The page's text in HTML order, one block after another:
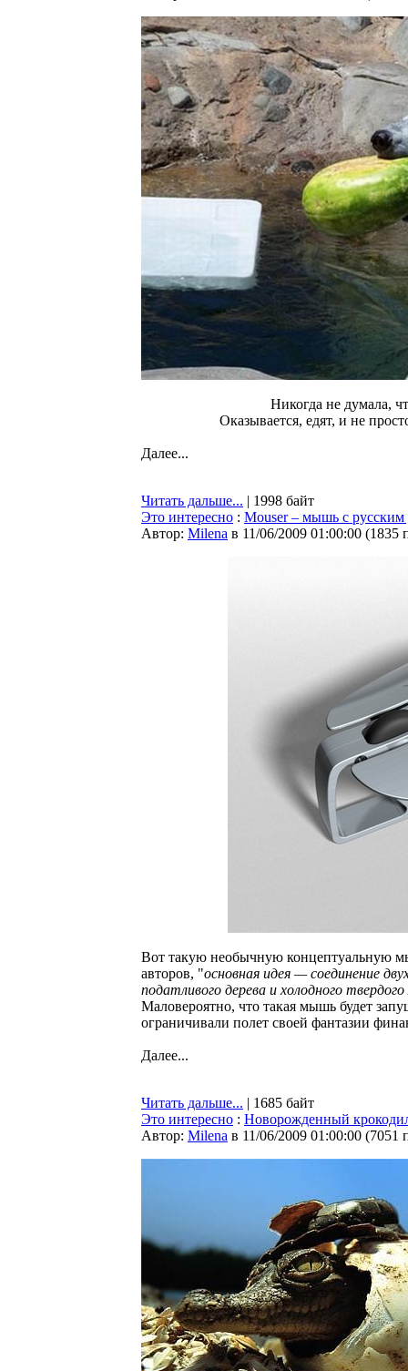
Никогда не думала,
Оказывается, едят, и не
Далее...
Читать дальше... | 1998 байт
Это интересно : Mouser – мышь с русским
Автор: Milena в 11/06/2009 01:00:00 (1835
Вот такую необычную концептуальную
авторов, "основная идея — соединение
податливого дерева и холодного
Маловероятно, что такая мышь будет
ограничивали полет своей фантазии
Далее...
Читать дальше... | 1685 байт
Это интересно : Новорожденный
Автор: Milena в 11/06/2009 01:00:00 (7051